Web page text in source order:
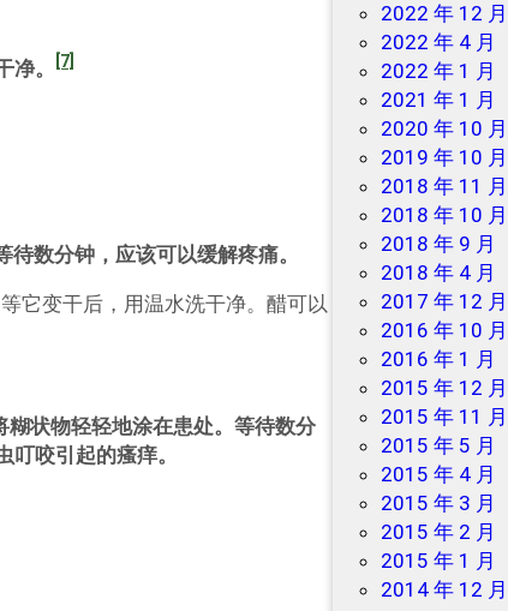
。
[7]
待数分钟，应该可以缓解疼痛。
它变干后，用温水洗干净。醋可以
糊状物轻轻地涂在患处。等待数分
咬引起的瘙痒。
2022 年 12 月
2022 年 4 月
2022 年 1 月
2021 年 1 月
2020 年 10 月
2019 年 10 月
2018 年 11 月
2018 年 10 月
2018 年 9 月
2018 年 4 月
2017 年 12 月
2016 年 10 月
2016 年 1 月
2015 年 12 月
2015 年 11 月
2015 年 5 月
2015 年 4 月
2015 年 3 月
2015 年 2 月
2015 年 1 月
2014 年 12 月